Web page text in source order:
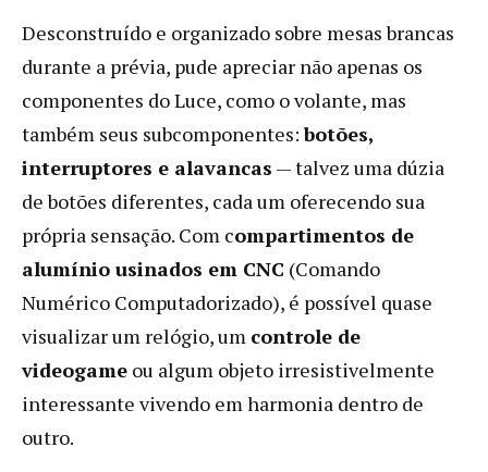
Desconstruído e organizado sobre mesas brancas
durante a prévia, pude apreciar não apenas os
componentes do Luce, como o volante, mas
também seus subcomponentes:botões,
interruptores e alavancas — talvez uma dúzia
de botões diferentes, cada um oferecendo sua
própria sensação. Com compartimentos de
alumínio usinados em CNC (Comando
Numérico Computadorizado), é possível quase
visualizar um relógio, um controle de
videogame ou algum objeto irresistivelmente
interessante vivendo em harmonia dentro de
outro.